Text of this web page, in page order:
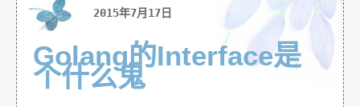
2015年7月17日
Golang的Interface是
个什么鬼